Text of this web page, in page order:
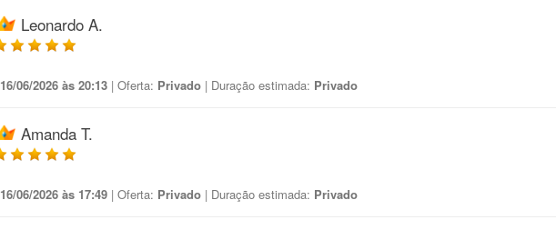
Leonardo A.
16/06/2026 às 20:13 | Oferta: Privado | Duração estimada: Privado
Amanda T.
16/06/2026 às 17:49 | Oferta: Privado | Duração estimada: Privado